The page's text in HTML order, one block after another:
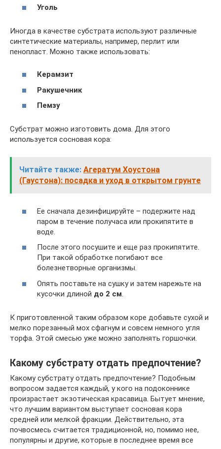
Уголь
Иногда в качестве субстрата используют различные
синтетические материалы, например, перлит или
пенопласт. Можно также использовать:
Керамзит
Ракушечник
Пемзу
Субстрат можно изготовить дома. Для этого
используется сосновая кора:
Читайте также: Агератум Хоустона
(Гаустона): посадка и уход в открытом грунте
Ее сначала дезинфицируйте – подержите над
паром в течение получаса или прокипятите в
воде.
После этого посушите и еще раз прокипятите.
При такой обработке погибают все
болезнетворные организмы.
Опять поставьте на сушку и затем нарежьте на
кусочки длиной до 2 см
К приготовленной таким образом коре добавьте сухой и
мелко порезанный мох сфагнум и совсем немного угля
торфа. Этой смесью уже можно заполнять горшочки.
Какому субстрату отдать предпочтение?
Какому субстрату отдать предпочтение? Подобным
вопросом задается каждый, у кого на подоконнике
произрастает экзотическая красавица. Бытует мнение,
что лучшим вариантом выступает сосновая кора
средней или мелкой фракции. Действительно, эта
почвосмесь считается традиционной, но, помимо нее,
популярны и другие, которые в последнее время все